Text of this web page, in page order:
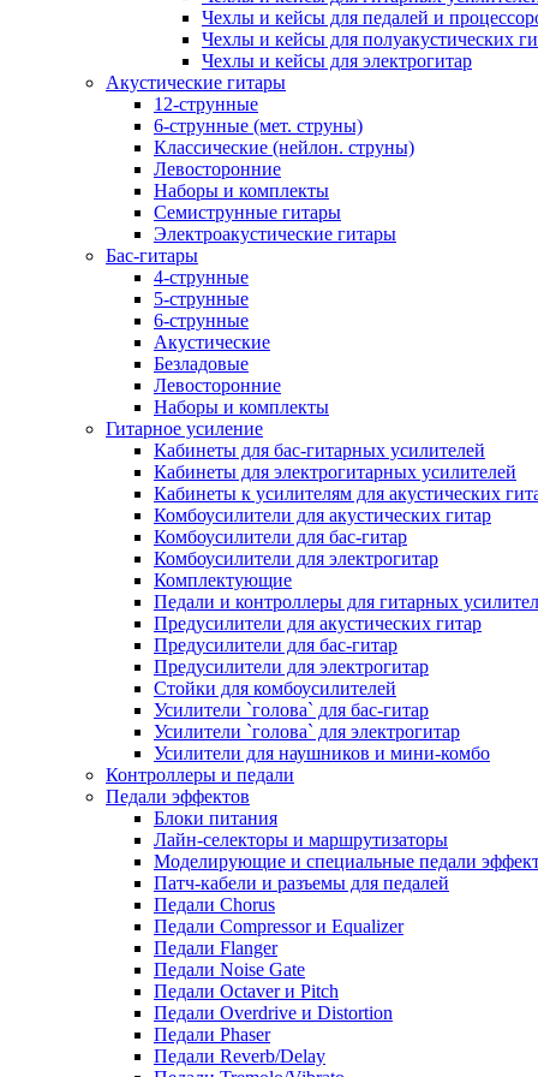
Чехлы и кейсы для педалей и
Чехлы и кейсы для полуакустических
Чехлы и кейсы для электрогитар
Акустические гитары
12-струнные
6-струнные (мет. струны)
Классические (нейлон. струны)
Левосторонние
Наборы и комплекты
Семиструнные гитары
Электроакустические гитары
Бас-гитары
4-струнные
5-струнные
6-струнные
Акустические
Безладовые
Левосторонние
Наборы и комплекты
Гитарное усиление
Кабинеты для бас-гитарных усилителей
Кабинеты для электрогитарных усилителей
Кабинеты к усилителям для акустических
Комбоусилители для акустических гитар
Комбоусилители для бас-гитар
Комбоусилители для электрогитар
Комплектующие
Педали и контроллеры для гитарных
Предусилители для акустических гитар
Предусилители для бас-гитар
Предусилители для электрогитар
Стойки для комбоусилителей
Усилители `голова` для бас-гитар
Усилители `голова` для электрогитар
Усилители для наушников и мини-комбо
Контроллеры и педали
Педали эффектов
Блоки питания
Лайн-селекторы и маршрутизаторы
Моделирующие и специальные педали
Патч-кабели и разъемы для педалей
Педали Chorus
Педали Compressor и Equalizer
Педали Flanger
Педали Noise Gate
Педали Octaver и Pitch
Педали Overdrive и Distortion
Педали Phaser
Педали Reverb/Delay